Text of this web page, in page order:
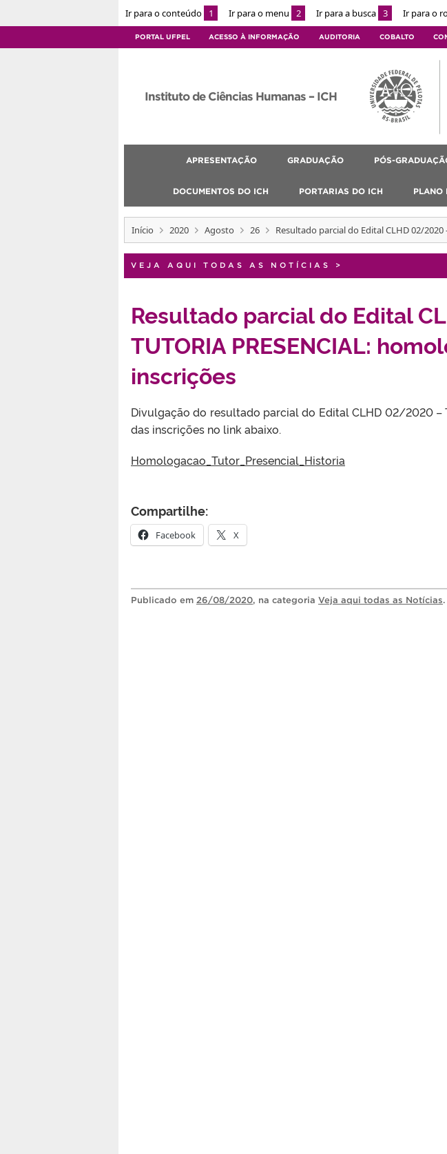
Ir para o conteúdo 1 Ir para o menu 2 Ir para a busca 3 Ir para o
PORTAL UFPEL ACESSO À INFORMAÇÃO AUDITORIA COBALTO
Instituto de Ciências Humanas – ICH
APRESENTAÇÃO GRADUAÇÃO PÓS-
DOCUMENTOS DO ICH PORTARIAS DO ICH PLANO
Início 2020 Agosto 26 Resultado parcial do Edital CLHD 02/2020
VEJA AQUI TODAS AS NOTÍCIAS >
Resultado parcial do Edital
TUTORIA PRESENCIAL:
inscrições
Divulgação do resultado parcial do Edital CLHD 02/2020 –
das inscrições no link abaixo.
Homologacao_Tutor_Presencial_Historia
Compartilhe:
Facebook X
Publicado em 26/08/2020, na categoria Veja aqui todas as Notícias.